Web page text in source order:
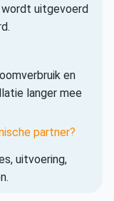
uitgevoerd
en
langer mee
partner?
uitvoering,